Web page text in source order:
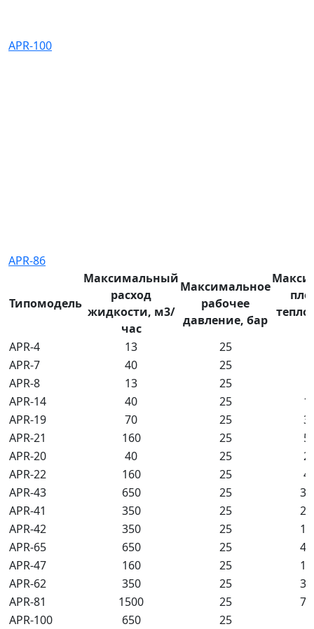
APR-100
APR-86
Типомодель
Максимальный
расход
жидкости, м3/
час
Максимальное
рабочее
давление, бар
APR-4
13 25
APR-7
40 25
APR-8
13 25
APR-14
40 25
APR-19
70 25
APR-21
160 25
APR-20
40 25
APR-22
160 25
APR-43
650 25
APR-41
350 25
APR-42
350 25
APR-65
650 25
APR-47
160 25
APR-62
350 25
APR-81
1500 25
APR-100
650 25